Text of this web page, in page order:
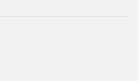
решаемых задач не превышает 1,5
по размерности решаемых
размерность ограничивается